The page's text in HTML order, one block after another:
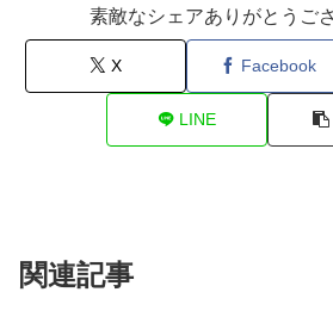
素敵なシェアありがとうご
X Facebook
LINE
関連記事